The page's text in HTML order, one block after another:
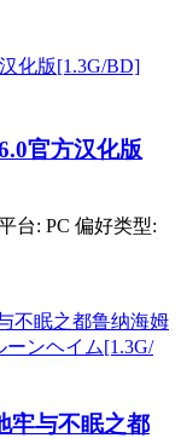
官方汉化版
台: PC 偏好类型:
牢与不眠之都